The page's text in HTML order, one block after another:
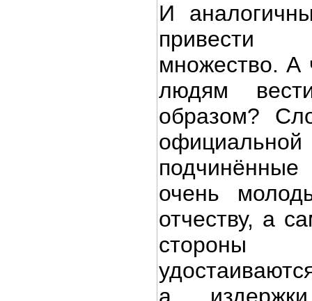
И
привести
множество. А
людям
образом?
очень
отчеству, а
стороны